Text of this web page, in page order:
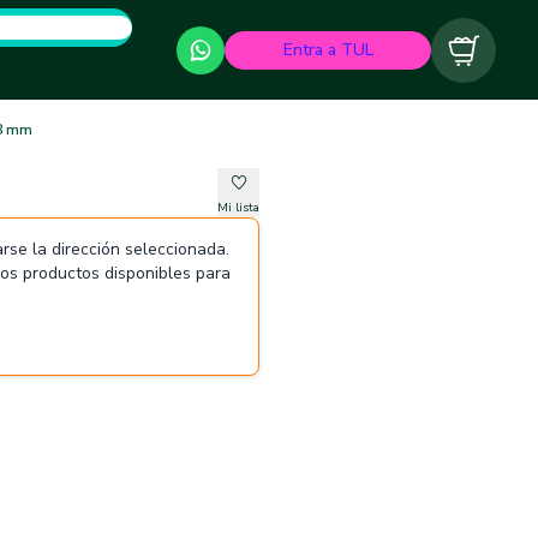
Entra a TUL Carrito
mm
Mi lista
la dirección seleccionada.
productos disponibles para